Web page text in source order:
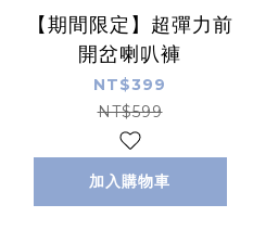
【期間限定】超彈力前
開岔喇叭褲
NT$399
NT$599
加入購物車